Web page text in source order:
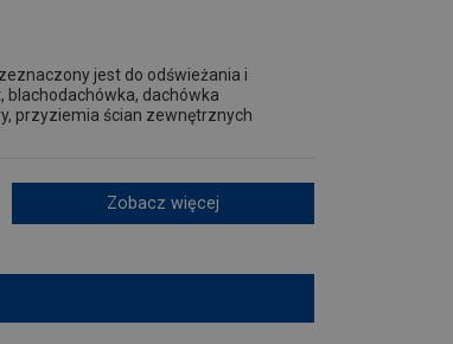
jest do odświeżania i
blachodachówka, dachówka
przyziemia ścian zewnętrznych
Zobacz więcej